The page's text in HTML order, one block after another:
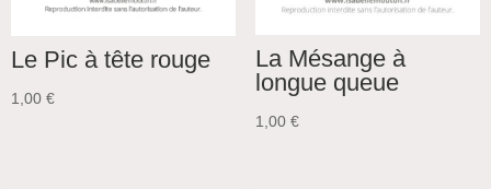
Le Pic à tête rouge
1,00 €
La Mésange à
longue queue
1,00 €